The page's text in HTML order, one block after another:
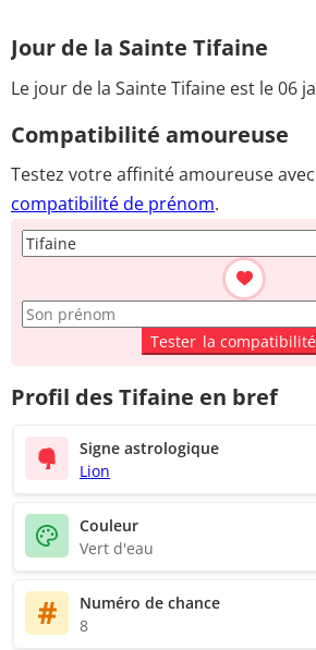
Jour de la Sainte Tifaine
Le jour de la Sainte Tifaine est le 06
Compatibilité amoureuse
Testez votre affinité amoureuse
compatibilité de prénom.
Tester la compatibilité
Profil des Tifaine en bref
Signe astrologique
Lion
Couleur
Vert d'eau
Numéro de chance
8